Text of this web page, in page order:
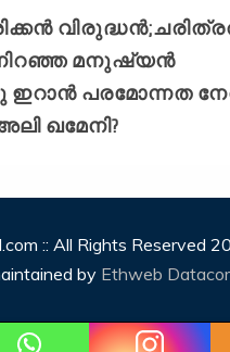
നിറഞ്ഞ മനുഷ്യന്‍
ഇറാന്‍ പരമോന്നത
ഖമേനി?
:: All Rights Reserved
by Ethweb